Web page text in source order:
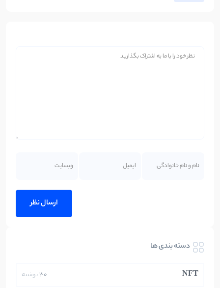
دسته بندی ها
NFT
30نوشته